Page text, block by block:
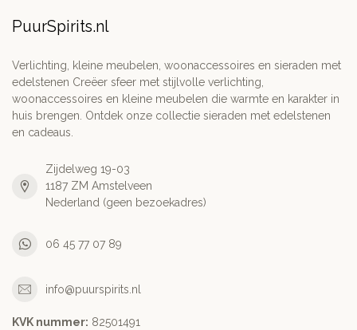
PuurSpirits.nl
Verlichting, kleine meubelen, woonaccessoires en sieraden met
edelstenen Creëer sfeer met stijlvolle verlichting,
woonaccessoires en kleine meubelen die warmte en karakter in
huis brengen. Ontdek onze collectie sieraden met edelstenen
en cadeaus.
Zijdelweg 19-03
1187 ZM Amstelveen
Nederland (geen bezoekadres)
06 45 77 07 89
info@puurspirits.nl
KVK nummer: 82501491